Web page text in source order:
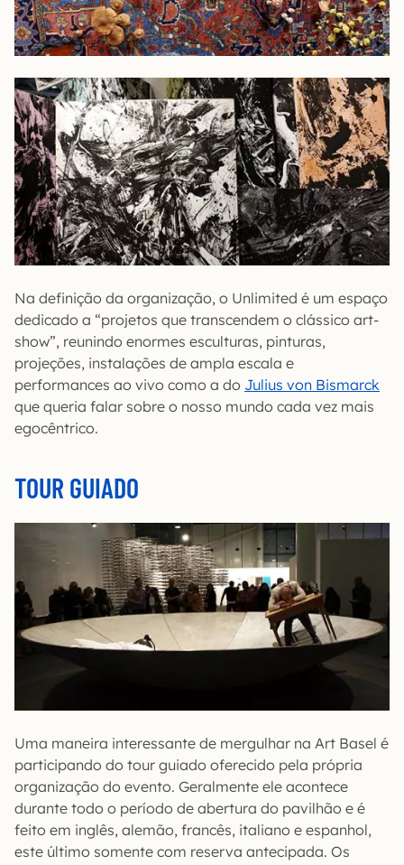
Na definição da organização, o Unlimited é um espaço
dedicado a “projetos que transcendem o clássico art-
show”, reunindo enormes esculturas, pinturas,
projeções, instalações de ampla escala e
performances ao vivo como a do Julius von Bismarck
que queria falar sobre o nosso mundo cada vez mais
egocêntrico.
TOUR GUIADO
Uma maneira interessante de mergulhar na Art Basel é
participando do tour guiado oferecido pela própria
organização do evento. Geralmente ele acontece
durante todo o período de abertura do pavilhão e é
feito em inglês, alemão, francês, italiano e espanhol,
este último somente com reserva antecipada. Os